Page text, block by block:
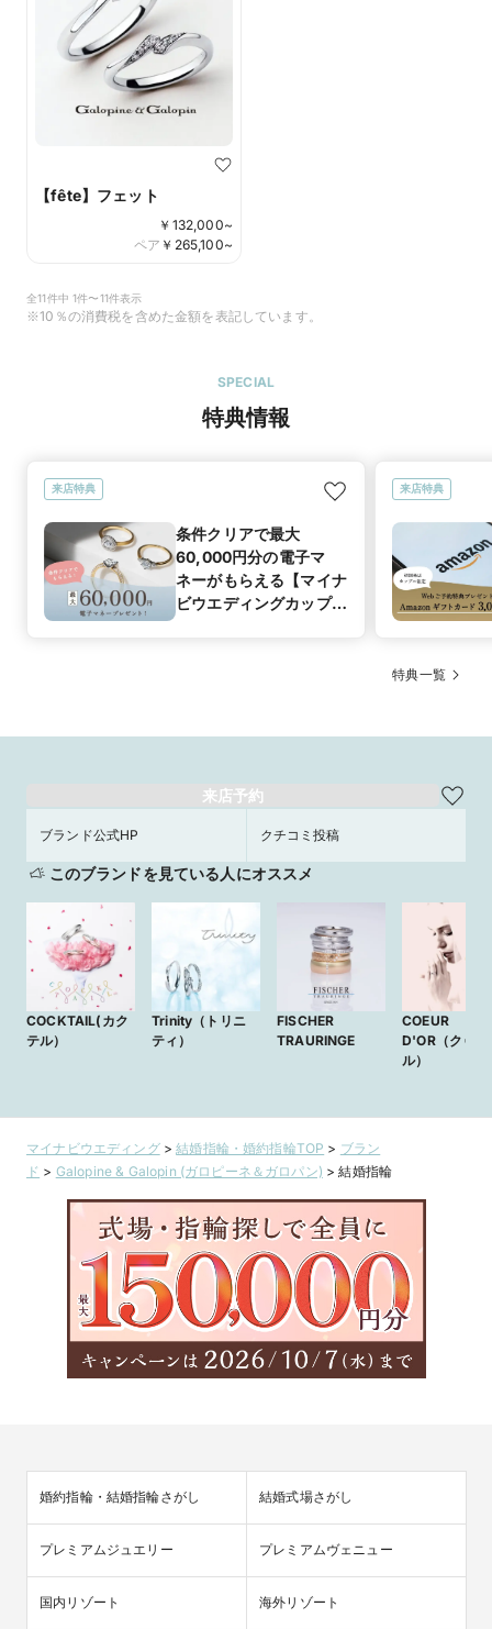
【fête】フェット
￥ 132,000~
￥ 265,100~
ペア
全11件中 1件〜11件表示
※10％の消費税を含めた金額を表記しています。
SPECIAL
特典情報
来店特典
条件クリアで最大
60,000円分の電子マ
ネーがもらえる【マイナ
ビウエディングカップル
来店特典
特典一覧
来店予約
ブランド公式HP クチコミ投稿
このブランドを見ている人にオススメ
COCKTAIL(カク
テル）
Trinity（トリニ
ティ）
FISCHER
TRAURINGE
COEUR
D'OR（クゥド
ル）
マイナビウエディング>結婚指輪・婚約指輪TOP > ブラン
ド > Galopine & Galopin (ガロピーネ＆ガロパン) >結婚指輪
婚約指輪・結婚指輪さがし 結婚式場さがし
プレミアムジュエリー プレミアムヴェニュー
国内リゾート 海外リゾート